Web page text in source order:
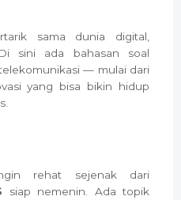
sama dunia digital,
sini ada bahasan soal
— mulai dari
yang bisa bikin hidup
rehat sejenak dari
siap nemenin. Ada topik